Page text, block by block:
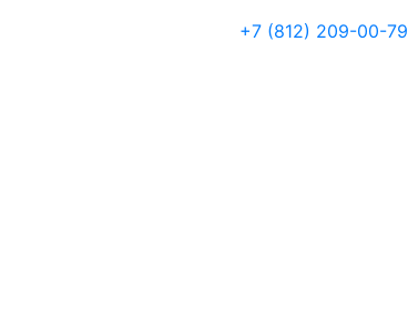
+7 (812) 209-00-79